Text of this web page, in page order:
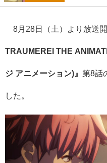
8 月28日（土）より放送
TRAUMEREI THE
ジ アニメーション)』 第8話
した。